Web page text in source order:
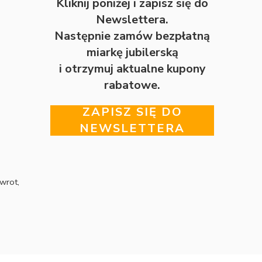
Newslettera.
Następnie zamów bezpłatną
miarkę jubilerską
i otrzymuj aktualne kupony
rabatowe.
ZAPISZ SIĘ DO
NEWSLETTERA